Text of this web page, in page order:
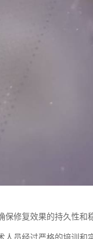
保修复效果的持久性和